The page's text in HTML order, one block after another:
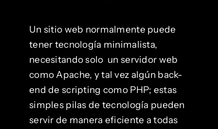
Un sitio web normalmente puede
tener tecnología minimalista,
necesitando solo un servidor web
como Apache, y tal vez algún back-
end de scripting como PHP; estas
simples pilas de tecnología pueden
servir de manera eficiente a todas